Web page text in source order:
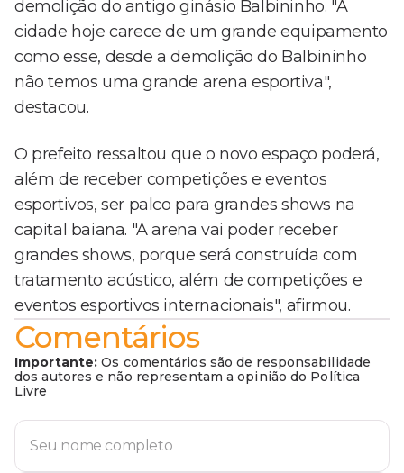
demolição do antigo ginásio Balbininho. "A
cidade hoje carece de um grande equipamento
como esse, desde a demolição do Balbininho
não temos uma grande arena esportiva",
destacou.
O prefeito ressaltou que o novo espaço poderá,
além de receber competições e eventos
esportivos, ser palco para grandes shows na
capital baiana. "A arena vai poder receber
grandes shows, porque será construída com
tratamento acústico, além de competições e
eventos esportivos internacionais", afirmou.
Comentários
Importante: Os comentários são de responsabilidade
dos autores e não representam a opinião do Política
Livre